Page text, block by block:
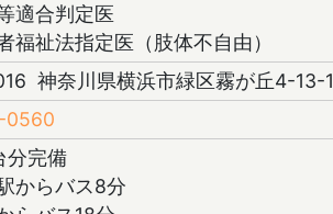
適合判定医
福祉法指定医（肢体不自由）
神奈川県横浜市緑区霧が丘4-13-1
0560
分完備
からバス8分